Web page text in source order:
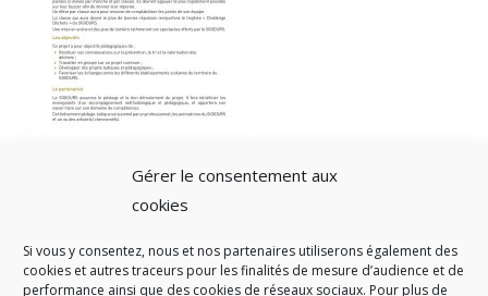
Gérer le consentement aux
cookies
Si vous y consentez, nous et nos partenaires utiliserons également des
cookies et autres traceurs pour les finalités de mesure d’audience et de
performance ainsi que des cookies de réseaux sociaux. Pour plus de
A SAVOIR